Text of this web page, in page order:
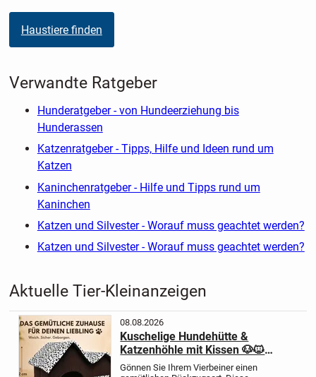
Haustiere finden
Verwandte Ratgeber
Hunderatgeber - von Hundeerziehung bis
Hunderassen
Katzenratgeber - Tipps, Hilfe und Ideen rund um
Katzen
Kaninchenratgeber - Hilfe und Tipps rund um
Kaninchen
Katzen und Silvester - Worauf muss geachtet werden?
Katzen und Silvester - Worauf muss geachtet werden?
Aktuelle Tier-Kleinanzeigen
08.08.2026
Kuschelige Hundehütte &
Katzenhöhle mit Kissen 🐶🐱
Dalmatiner-Design
Gönnen Sie Ihrem Vierbeiner einen